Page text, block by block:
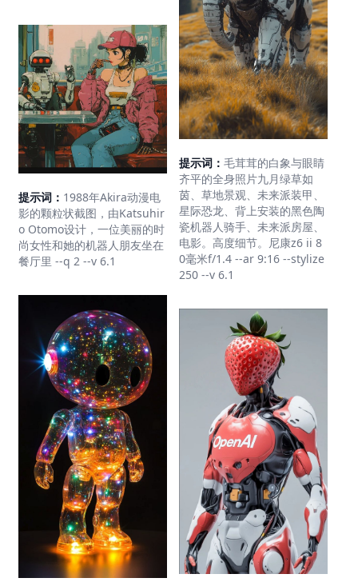
提示词： 1988年Akira动漫电
影的颗粒状截图，由Katsuhir
o Otomo设计，一位美丽的时
尚女性和她的机器人朋友坐在
餐厅里 --q 2 --v 6.1
提示词： 毛茸茸的白象与眼睛
齐平的全身照片九月绿草如
茵、草地景观、未来派装甲、
星际恐龙、背上安装的黑色陶
瓷机器人骑手、未来派房屋、
电影。高度细节。尼康z6 ii 8
0毫米f/1.4 --ar 9:16 --stylize
250 --v 6.1